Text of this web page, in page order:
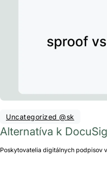
Uncategorized @sk
Alternatíva k
Poskytovatelia digitálnych podpisov